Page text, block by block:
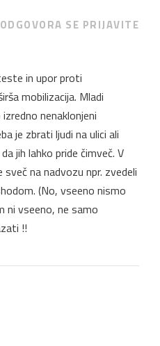
SE PRIJAVITE
in upor proti
mobilizacija. Mladi
nenaklonjeni
je zbrati ljudi na ulici ali
jih lahko pride čimveč. V
na nadvozu npr. zvedeli
(No, vseeno nismo
ni vseeno, ne samo
!!